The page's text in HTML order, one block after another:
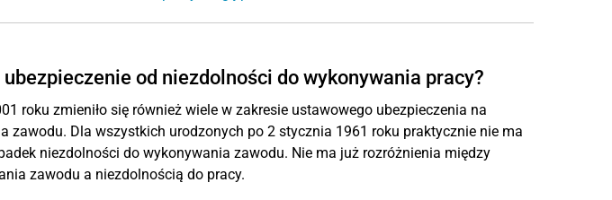
od niezdolności do wykonywania pracy?
roku zmieniło się również wiele w zakresie ustawowego ubezpieczenia na
zawodu. Dla wszystkich urodzonych po 2 stycznia 1961 roku praktycznie nie ma
niezdolności do wykonywania zawodu. Nie ma już rozróżnienia między
zawodu a niezdolnością do pracy.